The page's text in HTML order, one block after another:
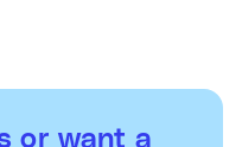
or want a